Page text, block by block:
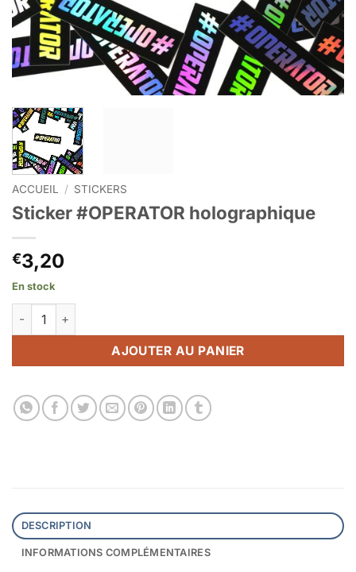
ACCUEIL / STICKERS
Sticker #OPERATOR holographique
€3,20
En stock
quantité de Sticker #OPERATOR holographique
AJOUTER AU PANIER
DESCRIPTION
INFORMATIONS COMPLÉMENTAIRES